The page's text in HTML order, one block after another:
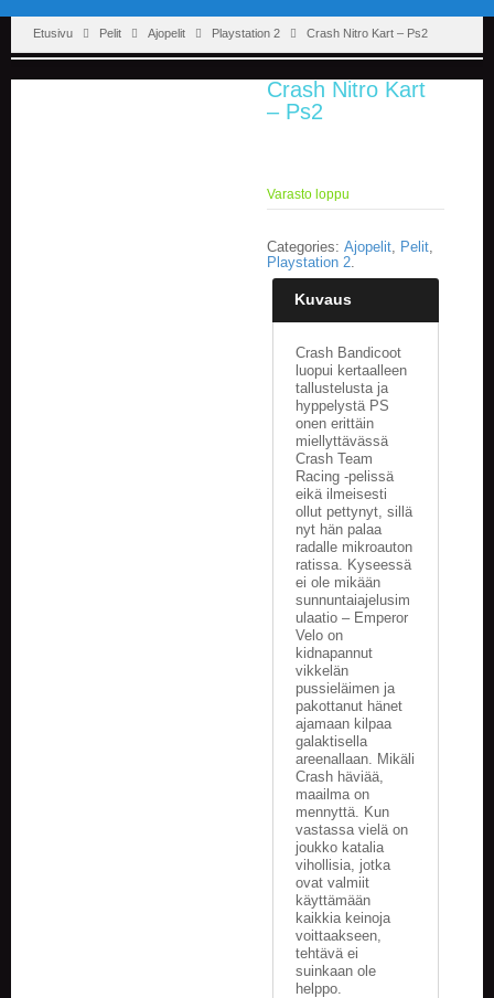
Etusivu Pelit Ajopelit Playstation 2 Crash Nitro Kart – Ps2
Crash Nitro Kart
– Ps2
Varasto loppu
Categories:Ajopelit, Pelit,
Playstation 2.
Kuvaus
Crash Bandicoot
luopui kertaalleen
tallustelusta ja
hyppelystä PS
onen erittäin
miellyttävässä
Crash Team
Racing -pelissä
eikä ilmeisesti
ollut pettynyt, sillä
nyt hän palaa
radalle mikroauton
ratissa. Kyseessä
ei ole mikään
sunnuntaiajelusim
ulaatio – Emperor
Velo on
kidnapannut
vikkelän
pussieläimen ja
pakottanut hänet
ajamaan kilpaa
galaktisella
areenallaan. Mikäli
Crash häviää,
maailma on
mennyttä. Kun
vastassa vielä on
joukko katalia
vihollisia, jotka
ovat valmiit
käyttämään
kaikkia keinoja
voittaakseen,
tehtävä ei
suinkaan ole
helppo.